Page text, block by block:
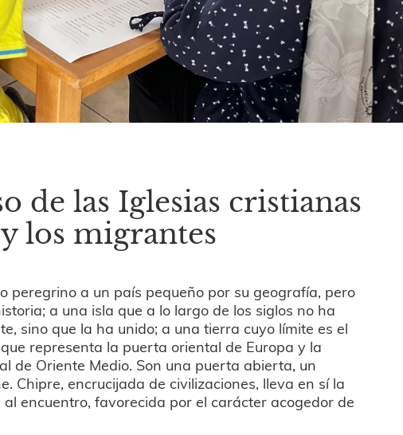
de las Iglesias cristianas
los migrantes
peregrino a un país pequeño por su geografía, pero
a una isla que a lo largo de los siglos no ha
sino que la ha unido; a una tierra cuyo límite es el
representa la puerta oriental de Europa y la
de Oriente Medio. Son una puerta abierta, un
Chipre, encrucijada de civilizaciones, lleva en sí la
encuentro, favorecida por el carácter acogedor de